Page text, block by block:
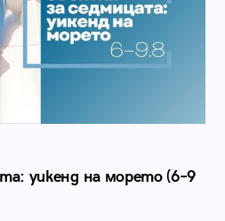
уикенд на морето (6–9